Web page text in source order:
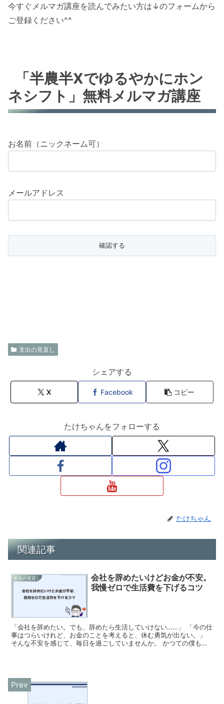
今すぐメルマガ講座を読んでみたい方は↓のフォームから
ご登録ください^^
「半農半Xでゆるやかにホン
ネシフト」無料メルマガ講座
お名前（ニックネーム可）
メールアドレス
支出の見直し
シェアする
X Facebook コピー
たけちゃんをフォローする
たけちゃん
関連記事
支出の見直し
会社を辞めたいけどお金が不安。
我慢ゼロで生活費を下げるコツ
「会社を辞めたい。でも、辞めたら生活していけない……」 「今の仕
事はつらいけれど、お金のことを考えると、休む勇気が出ない。」
そんな不安を感じて、毎日を過ごしていませんか。 かつての僕も、